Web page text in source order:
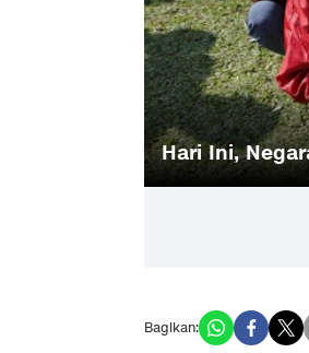
Bantu
Bagikan: